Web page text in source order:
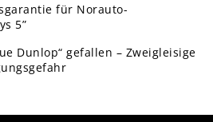
für Norauto-
5”
Dunlop“ gefallen – Zweigleisige